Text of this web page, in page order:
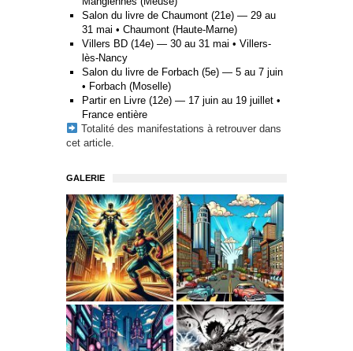
Salon du livre de Chaumont (21e) — 29 au
31 mai • Chaumont (Haute-Marne)
Villers BD (14e) — 30 au 31 mai • Villers-
lès-Nancy
Salon du livre de Forbach (5e) — 5 au 7 juin
• Forbach (Moselle)
Partir en Livre (12e) — 17 juin au 19 juillet •
France entière
Totalité des manifestations à retrouver dans
cet article
GALERIE